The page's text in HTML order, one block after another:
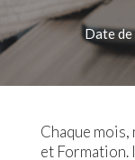
Date
Chaque
et Formation.